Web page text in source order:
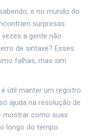
e no mundo do
surpresas.
a gente não
de sintaxe? Esses
falhas, mas sim
útil manter um registro
ajuda na resolução de
mostrar como suas
longo do tempo.